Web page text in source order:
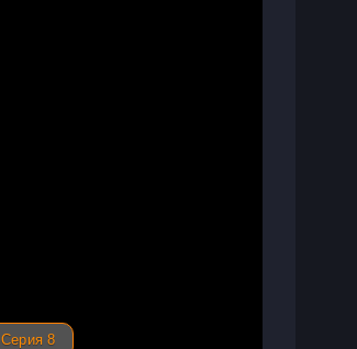
Серия 8